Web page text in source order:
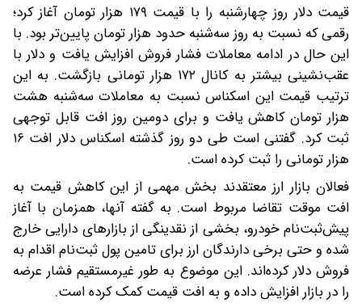
قیمت دلار روز چهارشنبه را با قیمت ۱۷۹ هزار تومان آغاز کرد؛
رقمی که نسبت به روز سه‌شنبه حدود هزار تومان پایین‌تر بود. با
این حال در ادامه معاملات فشار فروش افزایش یافت و دلار با
عقب‌نشینی بیشتر به کانال ۱۷۲ هزار تومانی بازگشت. به این
ترتیب قیمت این اسکناس نسبت به معاملات سه‌شنبه هشت
هزار تومان کاهش یافت و برای دومین روز افت قابل توجهی
ثبت کرد. گفتنی است طی دو روز گذشته اسکناس دلار افت ۱۶
هزار تومانی را ثبت کرده است.
فعالان بازار ارز معتقدند بخش مهمی از این کاهش قیمت به
افت موقت تقاضا مربوط است. به گفته آنها، همزمان با آغاز
پیش‌ثبت‌نام خودرو، بخشی از نقدینگی از بازارهای دارایی خارج
شده و حتی برخی دارندگان ارز برای تامین پول ثبت‌نام اقدام به
فروش دلار کرده‌اند. این موضوع به طور غیرمستقیم فشار عرضه
را در بازار افزایش داده و به افت قیمت کمک کرده است.